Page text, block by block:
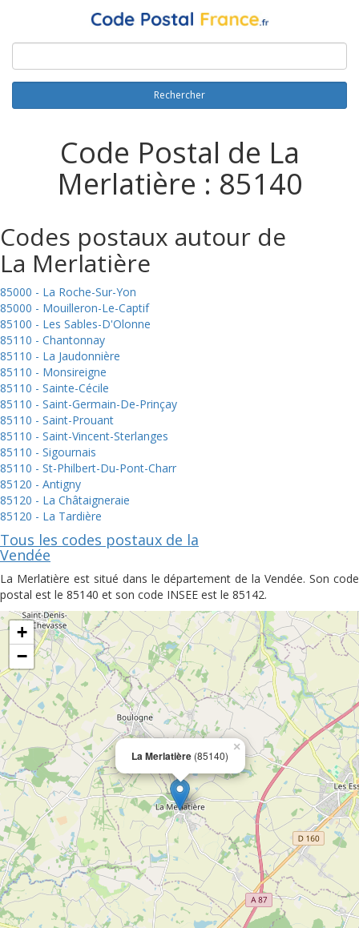
Rechercher
Code Postal de La
Merlatière : 85140
Codes postaux autour de
La Merlatière
85000 - La Roche-Sur-Yon
85000 - Mouilleron-Le-Captif
85100 - Les Sables-D'Olonne
85110 - Chantonnay
85110 - La Jaudonnière
85110 - Monsireigne
85110 - Sainte-Cécile
85110 - Saint-Germain-De-Prinçay
85110 - Saint-Prouant
85110 - Saint-Vincent-Sterlanges
85110 - Sigournais
85110 - St-Philbert-Du-Pont-Charr
85120 - Antigny
85120 - La Châtaigneraie
85120 - La Tardière
Tous les codes postaux de la
Vendée
La Merlatière est situé dans le département de la Vendée. Son code
postal est le 85140 et son code INSEE est le 85142.
La Merlatière (85140)
×
+
−